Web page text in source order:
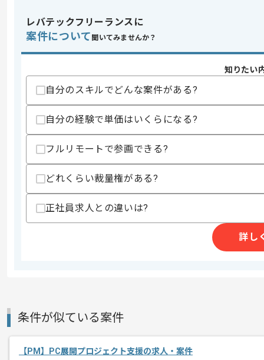
スキル
求めるスキル
・クライアントアプリ開発のPM経験
・Git操作およびGitHubの利用経験
歓迎スキル
・MacOSの利用経験
スキルに不安がある方へ
その他募集要項
商談回数
2025/01/01
メント
レバテックフリーランスに
案件について 聞いてみませんか？
知りたい
自分のスキルでどんな案件がある?
自分の経験で単価はいくらになる?
フルリモートで参画できる?
どれくらい裁量権がある?
正社員求人との違いは?
詳し
条件が似ている案件
【PM】PC展開プロジェクト支援の求人・案件